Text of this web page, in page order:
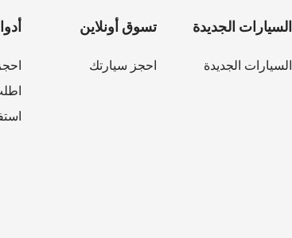
السيارات الجديدة
السيارات الجديدة
تسوق أونلاين
احجز سيارتك